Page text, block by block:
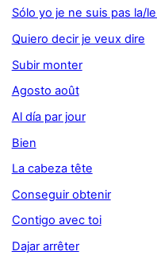
Sólo yo je ne suis pas la/
Quiero decir je veux dire
Subir monter
Agosto août
Al día par jour
Bien
La cabeza tête
Conseguir obtenir
Contigo avec toi
Dajar arrêter